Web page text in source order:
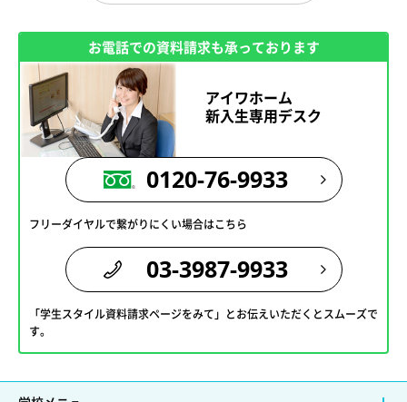
お電話での資料請求も承っております
アイワホーム
新入生専用デスク
0120-76-9933
フリーダイヤルで繋がりにくい場合はこちら
03-3987-9933
「学生スタイル資料請求ページをみて」とお伝えいただくとスムーズで
す。